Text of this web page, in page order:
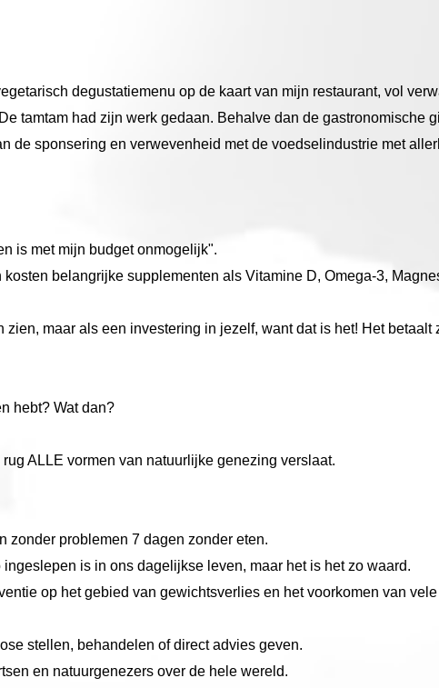
degustatiemenu op de kaart van mijn restaurant, vol
tamtam had zijn werk gedaan. Behalve dan de gastronomische
de sponsering en verwevenheid met de voedselindustrie met
is met mijn budget onmogelijk".
belangrijke supplementen als Vitamine D, Omega-3,
maar als een investering in jezelf, want dat is het! Het betaalt
hebt? Wat dan?
ALLE vormen van natuurlijke genezing verslaat.
zonder problemen 7 dagen zonder eten.
is in ons dagelijkse leven, maar het is het zo waard.
op het gebied van gewichtsverlies en het voorkomen van
stellen, behandelen of direct advies geven.
en natuurgenezers over de hele wereld.